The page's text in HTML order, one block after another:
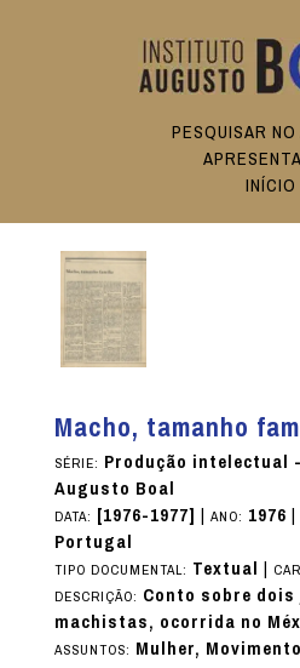
PESQUISAR
INÍCIO
Macho, tamanho
SÉRIE: Produção intelectual
Augusto Boal
DATA: [1976-1977] | ANO: 1976|
Portugal
TIPO DOCUMENTAL: Textual |
DESCRIÇÃO: Conto sobre
machistas, ocorrida no
ASSUNTOS: Mulher,